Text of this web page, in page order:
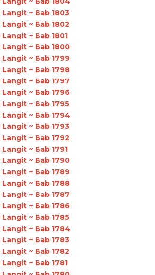
Langit ~ Bab 1803
~ Bab 1802
~ Bab 1801
Langit ~ Bab 1800
Langit ~ Bab 1799
Langit ~ Bab 1798
Langit ~ Bab 1797
Langit ~ Bab 1796
Langit ~ Bab 1795
Langit ~ Bab 1794
Langit ~ Bab 1793
~ Bab 1792
~ Bab 1791
Langit ~ Bab 1790
Langit ~ Bab 1789
Langit ~ Bab 1788
Langit ~ Bab 1787
Langit ~ Bab 1786
Langit ~ Bab 1785
Langit ~ Bab 1784
Langit ~ Bab 1783
~ Bab 1782
~ Bab 1781